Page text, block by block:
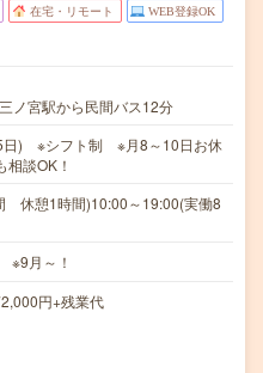
在宅・リモート WEB登録OK
ノ宮駅から民間バス12分
日) ※シフト制 ※月8～10日お休
談OK！
休憩1時間)10:00～19:00(実働8
※9月～！
円+残業代